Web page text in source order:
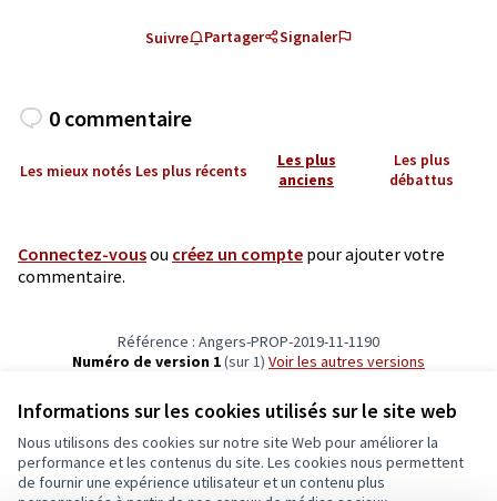
Informations sur les cookies utilisés sur le site web
Nous utilisons des cookies sur notre site Web pour améliorer la
performance et les contenus du site. Les cookies nous permettent
de fournir une expérience utilisateur et un contenu plus
Suivre Partager Signaler
0 commentaire
Les mieux notés Les plus récents
Les plus
anciens
Les plus
débattus
Connectez-vousou créez un compte pour ajouter votre
commentaire.
Référence : Angers-PROP-2019-11-1190
Numéro de version 1(sur 1)
voir les autres versions
Conditions d'utilisation
Paramètres des cookies
Ecrivons Angers sur X
Ecrivons Angers sur Facebook